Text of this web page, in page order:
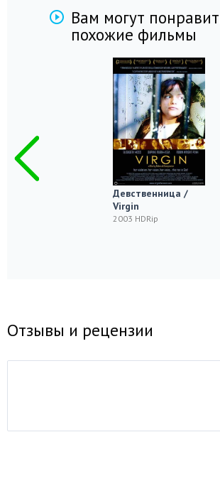
Вам могут
похожие фильмы
Девственница /
Virgin
2003 HDRip
Отзывы и рецензии